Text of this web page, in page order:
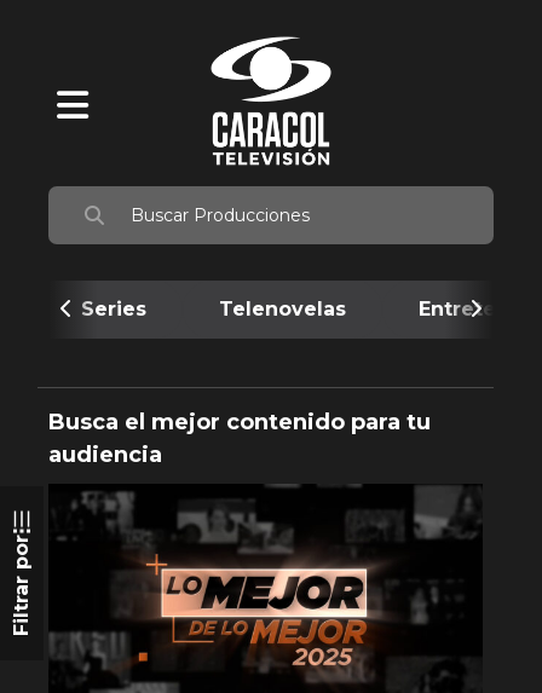
Series Telenovelas
Filtrar por
Busca el mejor contenido para tu
audiencia